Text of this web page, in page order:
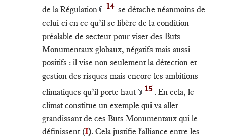
de la Régulation 📎 14 se détache néanmoins de
celui-ci en ce qu’il se libère de la condition
préalable de secteur pour viser des Buts
Monumentaux globaux, négatifs mais aussi
positifs : il vise non seulement la détection et
gestion des risques mais encore les ambitions
climatiques qu’il porte haut 📎 15 . En cela, le
climat constitue un exemple qui va aller
grandissant de ces Buts Monumentaux qui le
définissent (I). Cela justifie l'alliance entre les